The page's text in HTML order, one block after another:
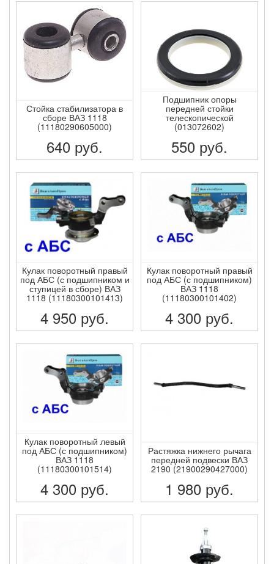
ПОДРОБНЕЕ ПОДРОБНЕЕ
Стойка стабилизатора в
сборе ВАЗ 1118
(11180290605000)
640 руб.
ПОДРОБНЕЕ
Подшипник опоры
передней стойки
телескопической
(013072602)
550 руб.
ПОДРОБНЕЕ
Кулак поворотный правый
под АБС (с подшипником и
ступицей в сборе) ВАЗ
1118 (11180300101413)
4 950 руб.
ПОДРОБНЕЕ
Кулак поворотный правый
под АБС (с подшипником)
ВАЗ 1118
(11180300101402)
4 300 руб.
ПОДРОБНЕЕ
Кулак поворотный левый
под АБС (с подшипником)
ВАЗ 1118
(11180300101514)
4 300 руб.
ПОДРОБНЕЕ
Растяжка нижнего рычага
передней подвески ВАЗ
2190 (21900290427000)
1 980 руб.
ПОДРОБНЕЕ